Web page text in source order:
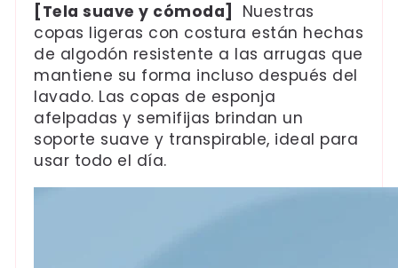
[Tela suave y cómoda]
Nuestras
copas ligeras con costura están hechas
de algodón resistente a las arrugas que
mantiene su forma incluso después del
lavado. Las copas de esponja
afelpadas y semifijas brindan un
soporte suave y transpirable, ideal para
usar todo el día.